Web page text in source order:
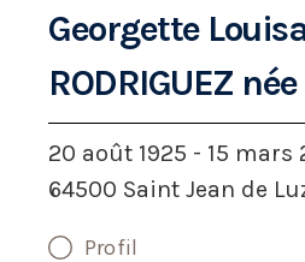
Georgette
RODRIGUEZ
20 août 1925 - 15 mars
64500 Saint Jean de
Profil